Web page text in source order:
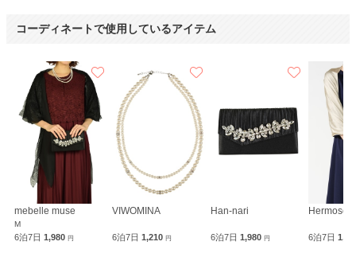
コーディネートで使用しているアイテム
mebelle muse
M
6泊7日 1,980 円
VIWOMINA
6泊7日1,210円
Han-nari
6泊7日 1,980 円
Hermoso
6泊7日